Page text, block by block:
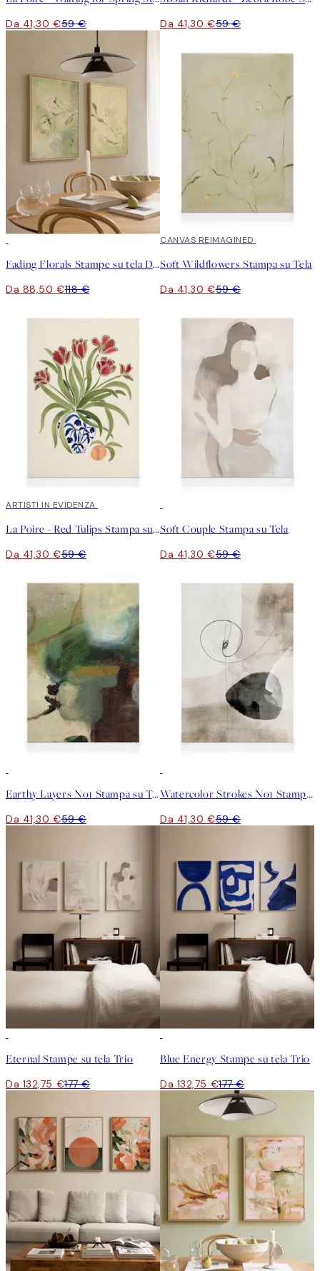
Da 41,30 €59 € Da 41,30 €59 €
Fading Florals Stampe su tela Duo
Da 88,50 €118 €
30%*
CANVAS REIMAGINED
Soft Wildflowers Stampa su Tela
Da 41,30 €59 €
30%*
ARTISTI IN EVIDENZA
La Poire - Red Tulips Stampa su Tela
Da 41,30 €59 €
Soft Couple Stampa su Tela
Da 41,30 €59 €
Earthy Layers No1 Stampa su Tela
Da 41,30 €59 €
Watercolor Strokes No1 Stampa su Tela
Da 41,30 €59 €
Eternal Stampe su tela Trio
Da 132,75 €177 €
Blue Energy Stampe su tela Trio
Da 132,75 €177 €